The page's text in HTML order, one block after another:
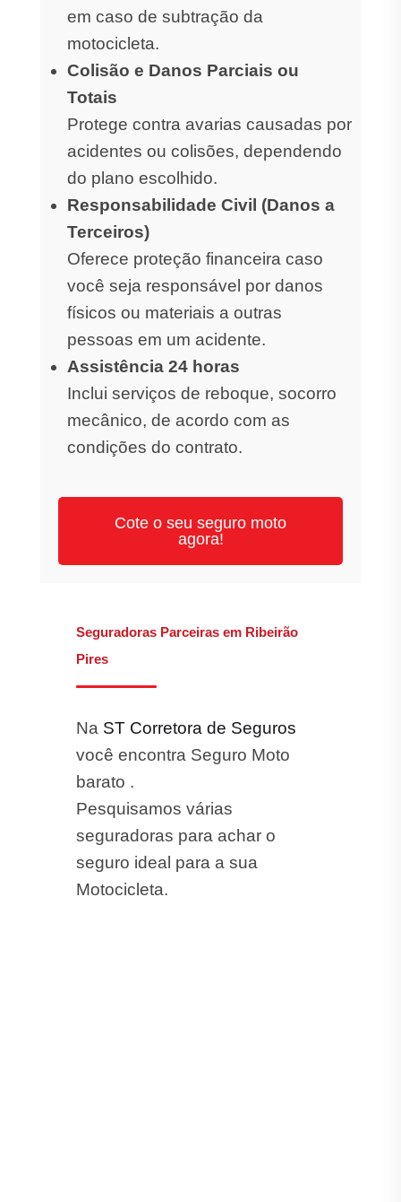
em caso de subtração da
motocicleta.
Colisão e Danos Parciais ou
Totais
Protege contra avarias causadas por
acidentes ou colisões, dependendo
do plano escolhido.
Responsabilidade Civil (Danos a
Terceiros)
Oferece proteção financeira caso
você seja responsável por danos
físicos ou materiais a outras
pessoas em um acidente.
Assistência 24 horas
Inclui serviços de reboque, socorro
mecânico, de acordo com as
condições do contrato.
Cote o seu seguro moto
agora!
Seguradoras Parceiras em Ribeirão
Pires
Na ST Corretora de Seguros
você encontra Seguro Moto
barato .
Pesquisamos várias
seguradoras para achar o
seguro ideal para a sua
Motocicleta.